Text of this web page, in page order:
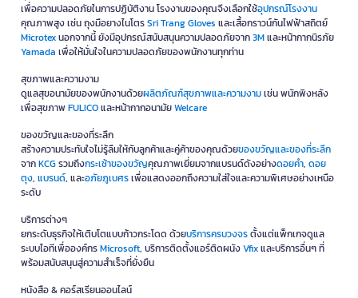
เพื่อความปลอดภัยในการปฏิบัติงาน โรงงานของคุณจึงเลือกใช้อุปกรณ์โรงงาน
คุณภาพสูง เช่น ถุงมือยางไนโตรSri Trang Gloves และเสื้อกราวน์กันไฟฟ้าสถิตย์
Microtexนอกจากนี้ ยังมีอุปกรณ์สนับสนุนความปลอดภัยจาก3Mและหน้ากากนิรภัย
Yamada เพื่อให้มั่นใจในความปลอดภัยของพนักงานทุกท่าน
สุขภาพและความงาม
ดูแลสุขอนามัยของพนักงานด้วยผลิตภัณฑ์สุขภาพและความงามเช่น พนักพิงหลัง
เพื่อสุขภาพFULICOและหน้ากากอนามัยWelcare
ของขวัญและของที่ระลึก
สร้างความประทับใจไม่รู้ลืมให้กับลูกค้าและคู่ค้าของคุณด้วยของขวัญและของที่ระลึก
จากKCGรวมถึงกระเช้าของขวัญคุณภาพเยี่ยมจากแบรนด์ดังอย่างดอยคำ, ดอย
ตุง, แบรนด์, และอภัยภูเบศรเพื่อแสดงออกถึงความใส่ใจและความพิเศษอย่างเหนือ
ระดับ
บริการต่างๆ
ยกระดับธุรกิจให้เติบโตแบบก้าวกระโดด ด้วยบริการครบวงจรตั้งแต่แพ็กเกจดูแล
ระบบไอทีเพื่อองค์กรMicrosoft, บริการติดตั้งแอร์ติดผนังVfixและบริการอื่นๆ ที่
พร้อมสนับสนุนสู่ความสำเร็จที่ยั่งยืน
หนังสือ & คอร์สเรียนออนไลน์